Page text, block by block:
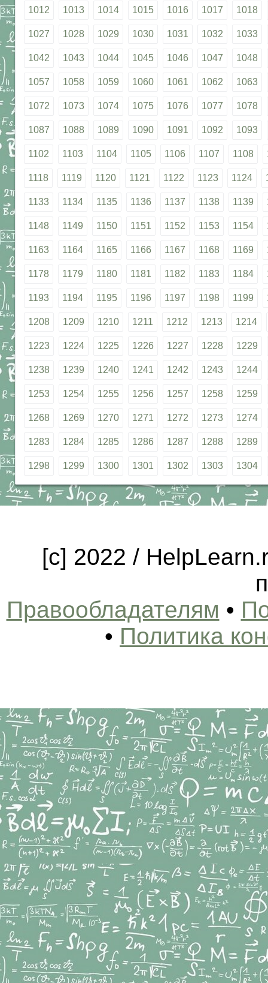
1012 1013 1014 1015 1016 1017 1018
1027 1028 1029 1030 1031 1032 1033
1042 1043 1044 1045 1046 1047 1048
1057 1058 1059 1060 1061 1062 1063
1072 1073 1074 1075 1076 1077 1078
1087 1088 1089 1090 1091 1092 1093
1102 1103 1104 1105 1106 1107 1108
1118 1119 1120 1121 1122 1123 1124
1133 1134 1135 1136 1137 1138 1139
1148 1149 1150 1151 1152 1153 1154
1163 1164 1165 1166 1167 1168 1169
1178 1179 1180 1181 1182 1183 1184
1193 1194 1195 1196 1197 1198 1199
1208 1209 1210 1211 1212 1213 1214
1223 1224 1225 1226 1227 1228 1229
1238 1239 1240 1241 1242 1243 1244
1253 1254 1255 1256 1257 1258 1259
1268 1269 1270 1271 1272 1273 1274
1283 1284 1285 1286 1287 1288 1289
1298 1299 1300 1301 1302 1303 1304
[c] 2022 /
Правообладателям •
• Политика